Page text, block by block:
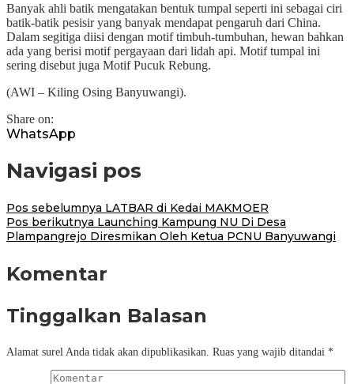
Banyak ahli batik mengatakan bentuk tumpal seperti ini sebagai ciri
batik-batik pesisir yang banyak mendapat pengaruh dari China.
Dalam segitiga diisi dengan motif timbuh-tumbuhan, hewan bahkan
ada yang berisi motif pergayaan dari lidah api. Motif tumpal ini
sering disebut juga Motif Pucuk Rebung.
(AWI – Kiling Osing Banyuwangi).
Share on:
WhatsApp
Navigasi pos
Pos sebelumnya LATBAR di Kedai MAKMOER
Pos berikutnya Launching Kampung NU Di Desa
Plampangrejo Diresmikan Oleh Ketua PCNU Banyuwangi
Komentar
Tinggalkan Balasan
Alamat surel Anda tidak akan dipublikasikan. Ruas yang wajib ditandai *